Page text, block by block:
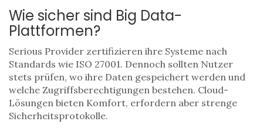
Wie sicher sind Big Data-
Plattformen?
Serious Provider zertifizieren ihre Systeme nach
Standards wie ISO 27001. Dennoch sollten Nutzer
stets prüfen, wo ihre Daten gespeichert werden und
welche Zugriffsberechtigungen bestehen. Cloud-
Lösungen bieten Komfort, erfordern aber strenge
Sicherheitsprotokolle.